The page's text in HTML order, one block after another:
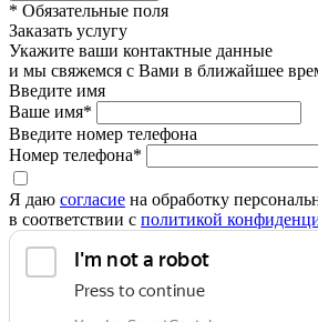
* Обязательные поля
Заказать услугу
Укажите ваши контактные данные
и мы свяжемся с Вами в ближайшее
Введите имя
Ваше имя*
Введите номер телефона
Номер телефона*
Я даю согласие на обработку
в соответствии с политикой